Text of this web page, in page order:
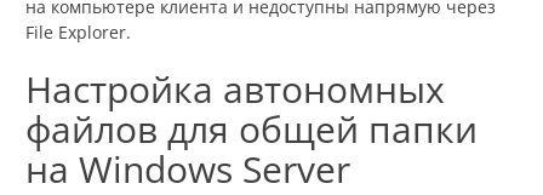
на компьютере клиента и недоступны напрямую через
File Explorer.
Настройка автономных
файлов для общей папки
на Windows Server